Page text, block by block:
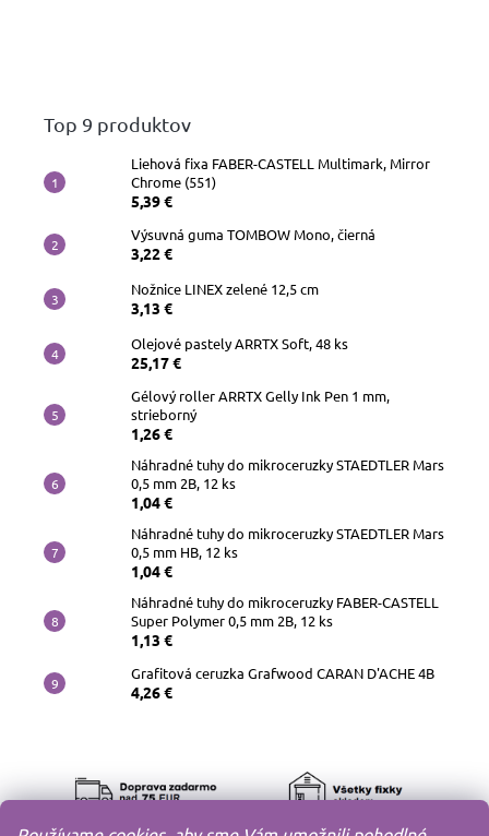
Top 9 produktov
Liehová fixa FABER-CASTELL Multimark, Mirror
Chrome (551)
5,39 €
Výsuvná guma TOMBOW Mono, čierná
3,22 €
Nožnice LINEX zelené 12,5 cm
3,13 €
Olejové pastely ARRTX Soft, 48 ks
25,17 €
Gélový roller ARRTX Gelly Ink Pen 1 mm,
strieborný
1,26 €
Náhradné tuhy do mikroceruzky STAEDTLER Mars
0,5 mm 2B, 12 ks
1,04 €
Náhradné tuhy do mikroceruzky STAEDTLER Mars
0,5 mm HB, 12 ks
1,04 €
Náhradné tuhy do mikroceruzky FABER-CASTELL
Super Polymer 0,5 mm 2B, 12 ks
1,13 €
Grafitová ceruzka Grafwood CARAN D'ACHE 4B
4,26 €